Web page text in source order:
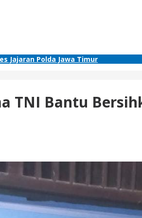
Jajaran Polda Jawa Timur
TNI Bantu